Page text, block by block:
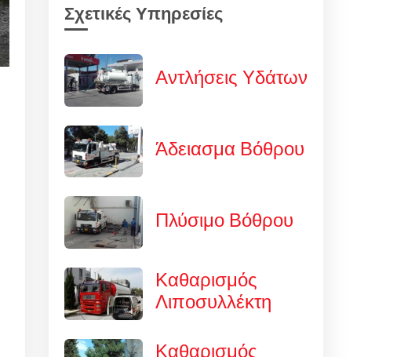
Σχετικές Υπηρεσίες
Αντλήσεις Υδάτων
Άδειασμα Βόθρου
Πλύσιμο Βόθρου
Καθαρισμός
Λιποσυλλέκτη
Καθαρισμός